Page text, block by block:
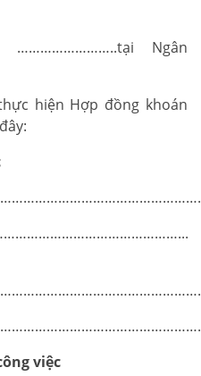
……………………..tại Ngân
hiện Hợp đồng khoán
việc